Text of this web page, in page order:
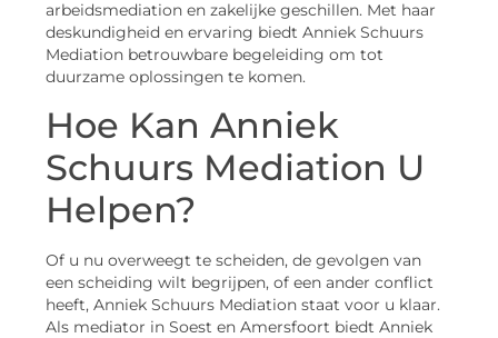
arbeidsmediation en zakelijke geschillen. Met haar
deskundigheid en ervaring biedt Anniek Schuurs
Mediation betrouwbare begeleiding om tot
duurzame oplossingen te komen.
Hoe Kan Anniek
Schuurs Mediation U
Helpen?
Of u nu overweegt te scheiden, de gevolgen van
een scheiding wilt begrijpen, of een ander conflict
heeft, Anniek Schuurs Mediation staat voor u klaar.
Als mediator in Soest en Amersfoort biedt Anniek